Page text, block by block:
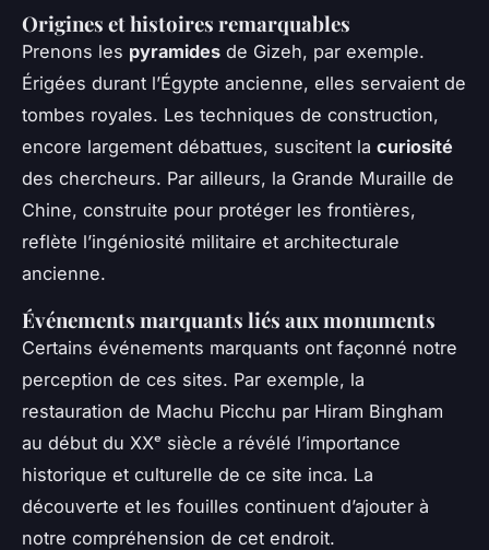
Origines et histoires remarquables
Prenons les pyramides de Gizeh, par exemple.
Érigées durant l’Égypte ancienne, elles servaient de
tombes royales. Les techniques de construction,
encore largement débattues, suscitent la curiosité
des chercheurs. Par ailleurs, la Grande Muraille de
Chine, construite pour protéger les frontières,
reflète l’ingéniosité militaire et architecturale
ancienne.
Événements marquants liés aux monuments
Certains événements marquants ont façonné notre
perception de ces sites. Par exemple, la
restauration de Machu Picchu par Hiram Bingham
au début du XXᵉ siècle a révélé l’importance
historique et culturelle de ce site inca. La
découverte et les fouilles continuent d’ajouter à
notre compréhension de cet endroit.